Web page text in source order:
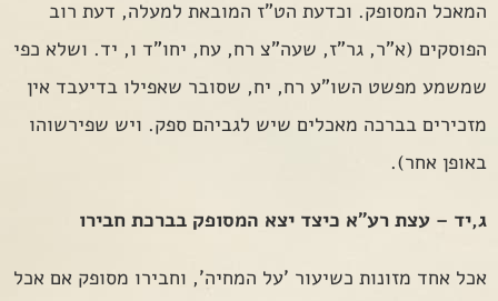
המאכל המסופק. וכדעת הט"ז המובאת למעלה, דעת רוב
הפוסקים (א"ר, גר"ז, שעה"צ רח, עח, יחו"ד ו, יד. ושלא כפי
שמשמע מפשט השו"ע רח, יח, שסובר שאפילו בדיעבד אין
מזכירים בברכה מאכלים שיש לגביהם ספק. ויש שפירשוהו
באופן אחר).
ג,יד – עצת רע"א כיצד יצא המסופק בברכת חבירו
אכל אחד מזונות כשיעור 'על המחיה', וחבירו מסופק אם אכל